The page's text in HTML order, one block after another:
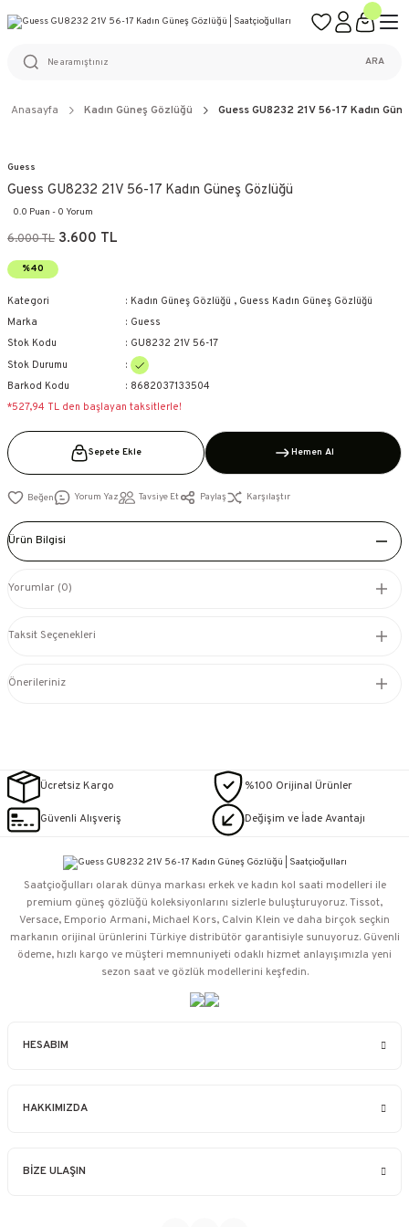
%100 ORİJİNAL ÜRÜN GARANTİSİ
ARA
Anasayfa Kadın Güneş Gözlüğü Guess GU8232 21V 56-17 Kadın
Guess
Guess GU8232 21V 56-17 Kadın Güneş Gözlüğü
0.0 Puan - 0 Yorum
6.000 TL 3.600 TL
%40
Kategori Kadın Güneş Gözlüğü , Guess Kadın Güneş Gözlüğü
Marka
Guess
Stok Kodu
GU8232 21V 56-17
Stok Durumu
Barkod Kodu
8682037133504
*527,94 TL den başlayan taksitlerle!
Sepete Ekle Hemen Al
Yorum Yaz Tavsiye Et Paylaş Karşılaştır
Ürün Bilgisi
Yorumlar (0)
Taksit Seçenekleri
Önerileriniz
Ücretsiz Kargo %100 Orijinal Ürünler
Güvenli Alışveriş Değişim ve İade Avantajı
HESABIM
HAKKIMIZDA
BİZE ULAŞIN
Saatçioğulları⁠ olarak dünya markası erkek ve kadın kol saati modelleri ile
premium güneş gözlüğü koleksiyonlarını sizlerle buluşturuyoruz. Tissot,
Versace, Emporio Armani, Michael Kors, Calvin Klein ve daha birçok seçkin
markanın orijinal ürünlerini Türkiye distribütör garantisiyle sunuyoruz. Güvenli
ödeme, hızlı kargo ve müşteri memnuniyeti odaklı hizmet anlayışımızla yeni
sezon saat ve gözlük modellerini keşfedin.